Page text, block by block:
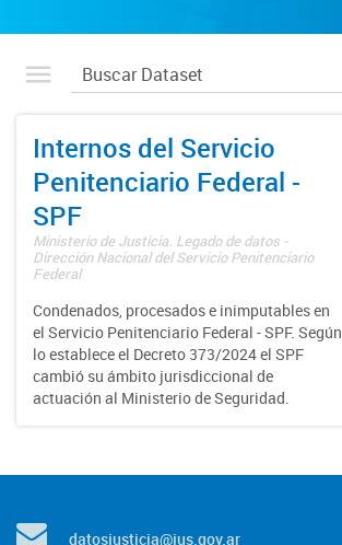
Internos del Servicio
Penitenciario Federal -
SPF
Ministerio de Justicia. Legado de datos -
Dirección Nacional del Servicio Penitenciario
Federal
Condenados, procesados e inimputables en
el Servicio Penitenciario Federal - SPF. Según
lo establece el Decreto 373/2024 el SPF
cambió su ámbito jurisdiccional de
actuación al Ministerio de Seguridad.
datosjusticia@jus.gov.ar